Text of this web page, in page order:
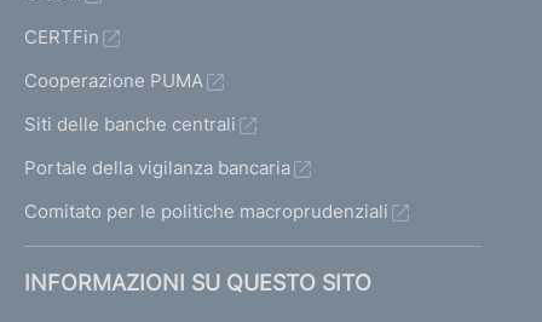
CERTFin
Cooperazione PUMA
Siti delle banche centrali
Portale della vigilanza bancaria
Comitato per le politiche macroprudenziali
INFORMAZIONI SU QUESTO SITO